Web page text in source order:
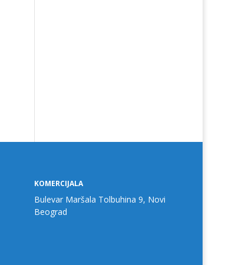
KOMERCIJALA
Bulevar Maršala Tolbuhina 9, Novi
Beograd